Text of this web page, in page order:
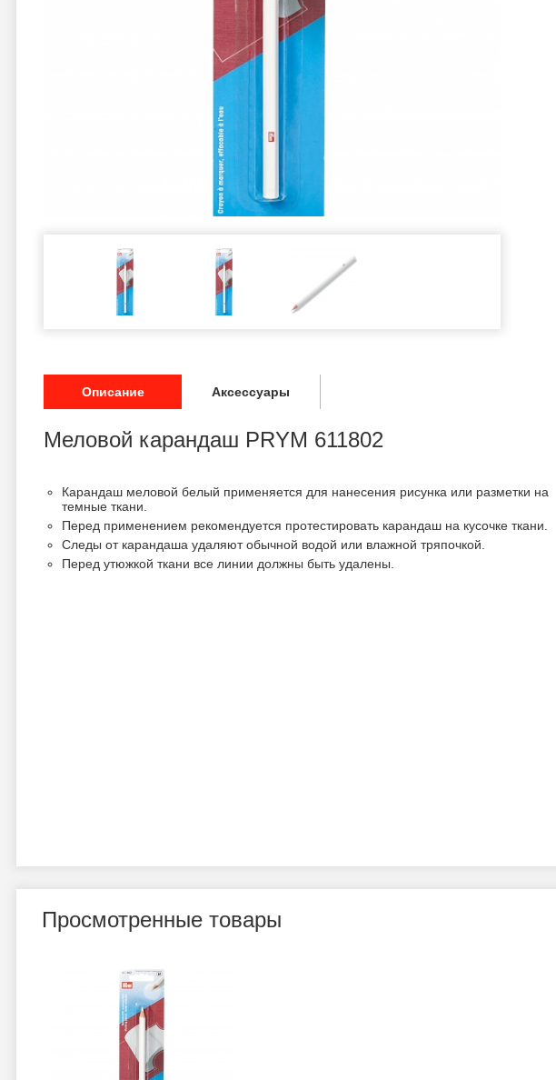
Описание Аксессуары
Меловой карандаш PRYM 611802
Карандаш меловой белый применяется для нанесения рисунка или разметки на
темные ткани.
Перед применением рекомендуется протестировать карандаш на кусочке ткани.
Следы от карандаша удаляют обычной водой или влажной тряпочкой.
Перед утюжкой ткани все линии должны быть удалены.
Просмотренные товары